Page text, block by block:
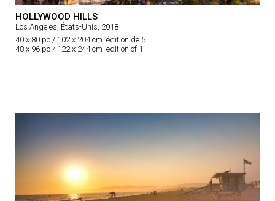
HOLLYWOOD HILLS
Los Angeles, États-Unis, 2018
40 x 80 po / 102 x 204 cm édition de 5
48 x 96 po / 122 x 244 cm edition of 1